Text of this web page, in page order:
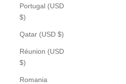
Portugal (USD
$)
Qatar (USD $)
Réunion (USD
$)
Romania